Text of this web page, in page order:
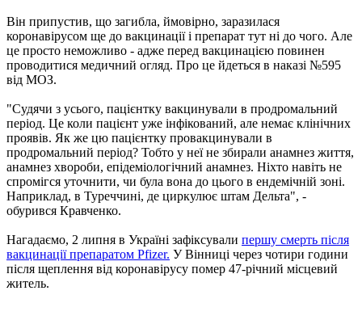
Він припустив, що загибла, ймовірно, заразилася
коронавірусом ще до вакцинації і препарат тут ні до чого. Але
це просто неможливо - адже перед вакцинацією повинен
проводитися медичний огляд. Про це йдеться в наказі №595
від МОЗ.
"Судячи з усього, пацієнтку вакцинували в продромальний
період. Це коли пацієнт уже інфікований, але немає клінічних
проявів. Як же цю пацієнтку провакцинували в
продромальний період? Тобто у неї не збирали анамнез життя,
анамнез хвороби, епідеміологічний анамнез. Ніхто навіть не
спромігся уточнити, чи була вона до цього в ендемічній зоні.
Наприклад, в Туреччині, де циркулює штам Дельта", -
обурився Кравченко.
Нагадаємо, 2 липня в Україні зафіксували першу смерть після
вакцинації препаратом Pfizer. У Вінниці через чотири години
після щеплення від коронавірусу помер 47-річний місцевий
житель.